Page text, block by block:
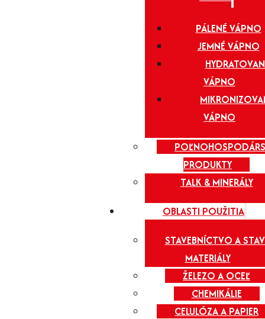
PÁLENÉ VÁPNO
JEMNÉ VÁPNO
VÁPNO
VÁPNO
PRODUKTY
TALK & MINERÁLY
OBLASTI POUŽITIA
STAVEBNÍCTVO A
MATERIÁLY
ŽELEZO A OCEĽ
CHEMIKÁLIE
CELULÓZA A PAPIER